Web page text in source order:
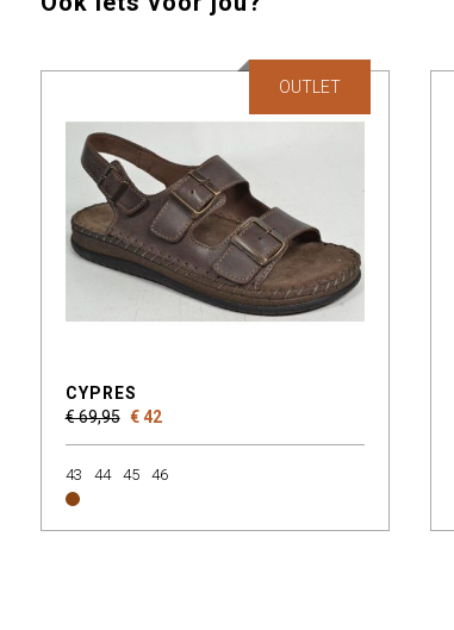
CYPRES
€ 69,95 € 42
OUTLET
43 44 45 46